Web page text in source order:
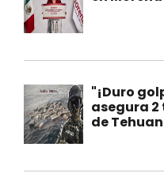
"¡Duro
asegura 2
de